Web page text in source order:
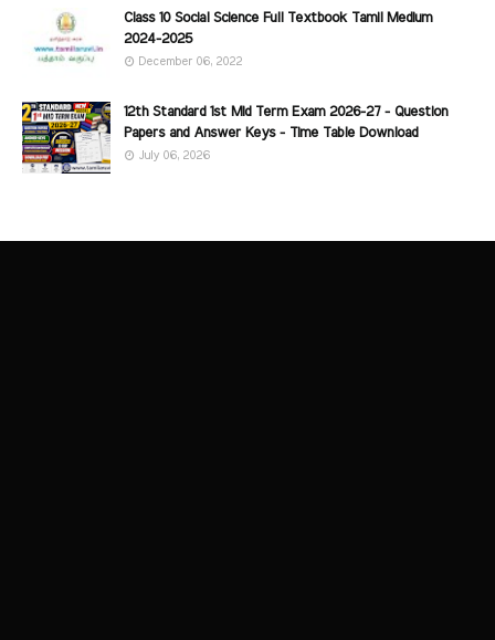
Class 10 Social Science Full Textbook Tamil Medium
2024-2025
December 06, 2022
12th Standard 1st Mid Term Exam 2026-27 - Question
Papers and Answer Keys - Time Table Download
July 06, 2026